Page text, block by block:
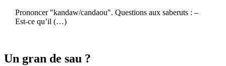
Prononcer "kandaw/candaou". Questions aux saberuts : –
Est-ce qu’il (…)
Un gran de sau ?